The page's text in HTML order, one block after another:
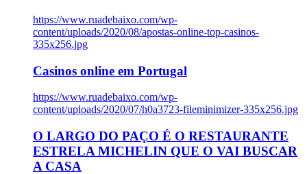
https://www.ruadebaixo.com/wp-
content/uploads/2020/08/apostas-online-top-casinos-
335x256.jpg
Casinos online em Portugal
https://www.ruadebaixo.com/wp-
content/uploads/2020/07/h0a3723-fileminimizer-335x256.jpg
O LARGO DO PAÇO É O RESTAURANTE
ESTRELA MICHELIN QUE O VAI BUSCAR
A CASA